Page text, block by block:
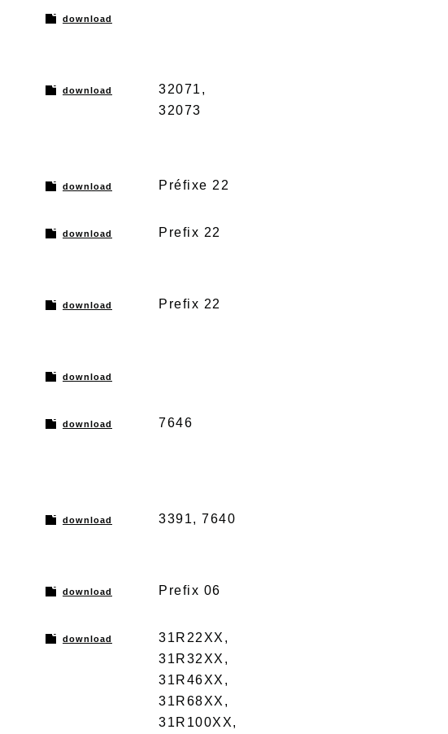
download
download
32071,
32073
download Préfixe 22
download Prefix 22
download Prefix 22
download
download 7646
download 3391, 7640
download Prefix 06
download
31R22XX,
31R32XX,
31R46XX,
31R68XX,
31R100XX,